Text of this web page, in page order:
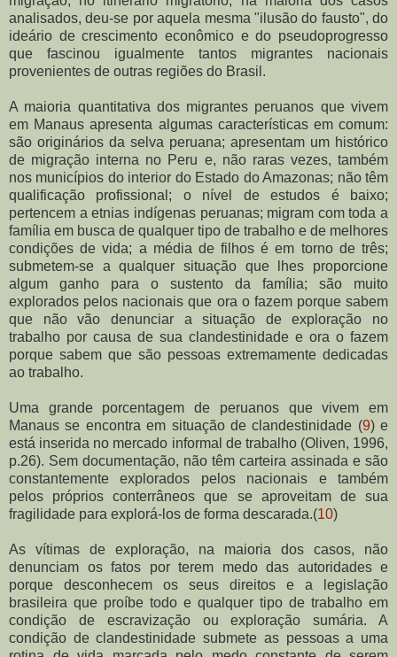
analisados, deu-se por aquela mesma "ilusão do fausto", do
ideário de crescimento econômico e do pseudoprogresso
que fascinou igualmente tantos migrantes nacionais
provenientes de outras regiões do Brasil.
A maioria quantitativa dos migrantes peruanos que vivem
em Manaus apresenta algumas características em comum:
são originários da selva peruana; apresentam um histórico
de migração interna no Peru e, não raras vezes, também
nos municípios do interior do Estado do Amazonas; não têm
qualificação profissional; o nível de estudos é baixo;
pertencem a etnias indígenas peruanas; migram com toda a
família em busca de qualquer tipo de trabalho e de melhores
condições de vida; a média de filhos é em torno de três;
submetem-se a qualquer situação que lhes proporcione
algum ganho para o sustento da família; são muito
explorados pelos nacionais que ora o fazem porque sabem
que não vão denunciar a situação de exploração no
trabalho por causa de sua clandestinidade e ora o fazem
porque sabem que são pessoas extremamente dedicadas
ao trabalho.
Uma grande porcentagem de peruanos que vivem em
Manaus se encontra em situação de clandestinidade (9) e
está inserida no mercado informal de trabalho (Oliven, 1996,
p.26). Sem documentação, não têm carteira assinada e são
constantemente explorados pelos nacionais e também
pelos próprios conterrâneos que se aproveitam de sua
fragilidade para explorá-los de forma descarada.(10)
As vítimas de exploração, na maioria dos casos, não
denunciam os fatos por terem medo das autoridades e
porque desconhecem os seus direitos e a legislação
brasileira que proíbe todo e qualquer tipo de trabalho em
condição de escravização ou exploração sumária. A
condição de clandestinidade submete as pessoas a uma